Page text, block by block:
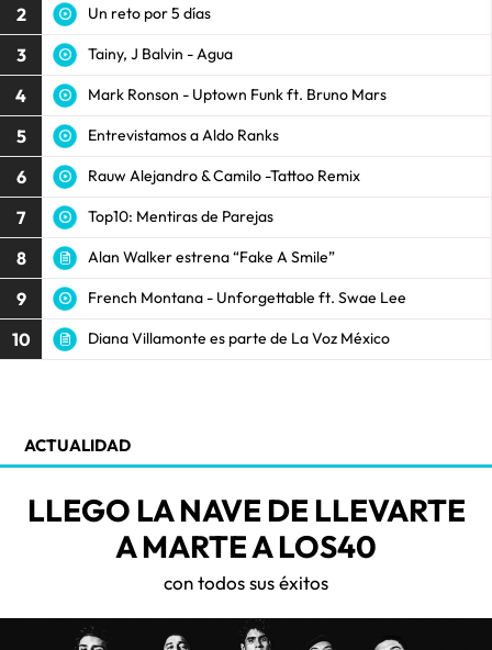
2 Un reto por 5 días
3 Tainy, J Balvin - Agua
4 Mark Ronson - Uptown Funk ft. Bruno Mars
5 Entrevistamos a Aldo Ranks
6 Rauw Alejandro & Camilo -Tattoo Remix
7 Top10: Mentiras de Parejas
8 Alan Walker estrena “Fake A Smile”
9 French Montana - Unforgettable ft. Swae Lee
10 Diana Villamonte es parte de La Voz México
ACTUALIDAD
LLEGO LA NAVE DE LLEVARTE
A MARTE A LOS40
con todos sus éxitos